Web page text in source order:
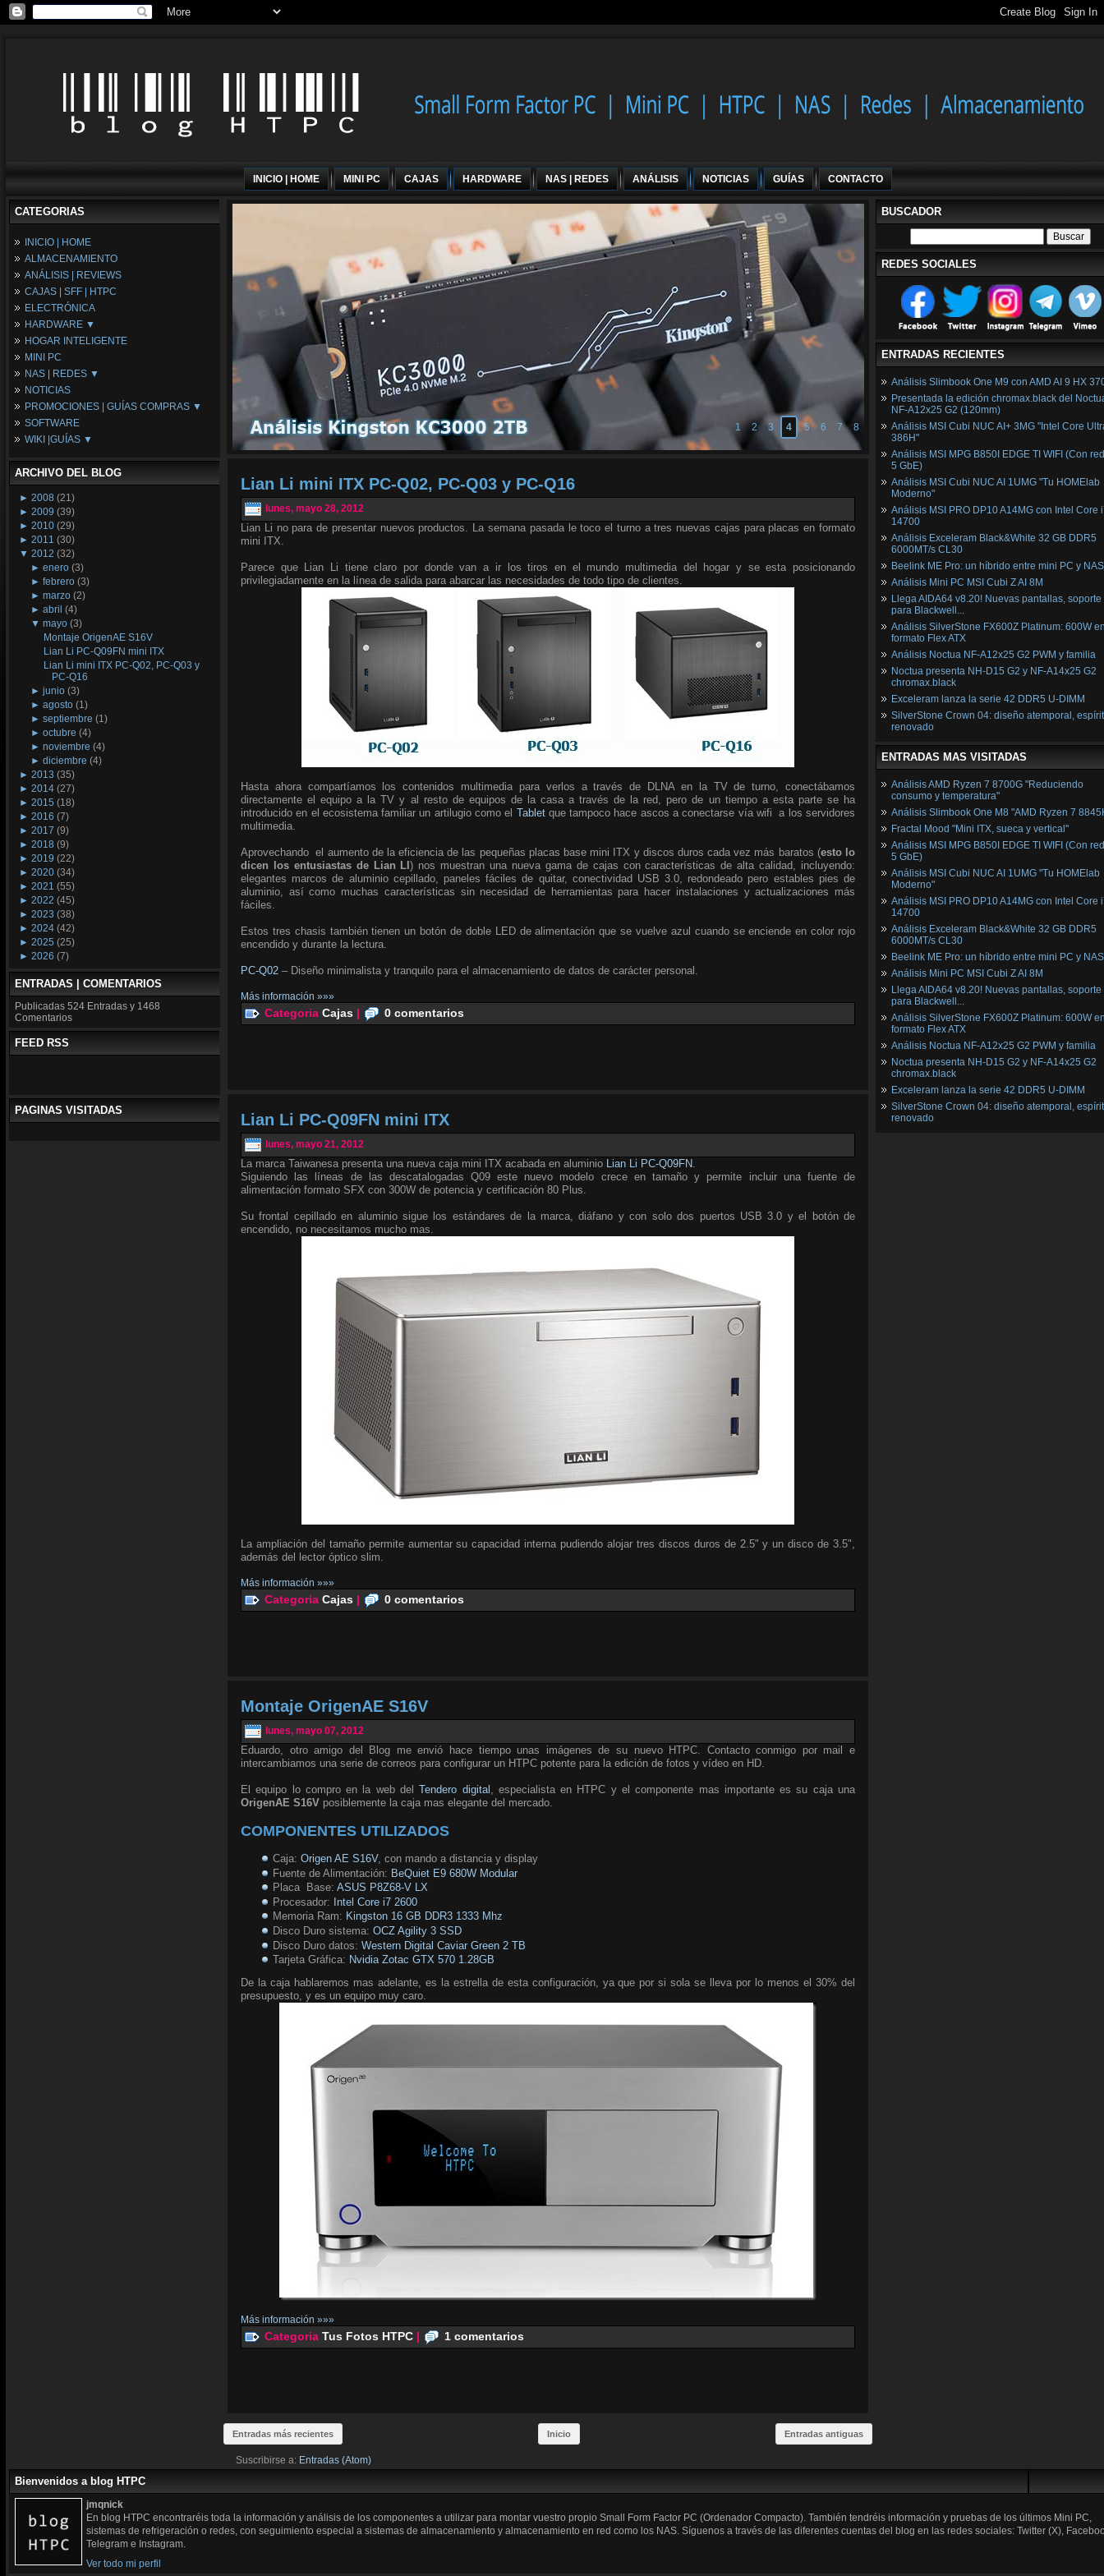
INICIO | HOME MINI PC CAJAS HARDWARE NAS | REDES ANÁLISIS NOTICIAS GUÍAS CONTACTO
CATEGORIAS
INICIO | HOME
ALMACENAMIENTO
ANÁLISIS | REVIEWS
CAJAS | SFF | HTPC
ELECTRÓNICA
HARDWARE ▼
Fuentes de Alimentación
Memória RAM
Placas Base
Procesadores
Periféricos
Refrigeración
Tarjetas Gráficas
HOGAR INTELIGENTE
MINI PC
NAS | REDES ▼
NAS
Espacio Synology
Redes
NOTICIAS
PROMOCIONES | GUÍAS COMPRAS ▼
Configuraciones Ordenadores
Guías de Compras
SOFTWARE
WIKI |GUÍAS ▼
Wikipedia
ARCHIVO DEL BLOG
► 2008 (21)
► 2009 (39)
► 2010 (29)
► 2011 (30)
▼ 2012 (32)
►enero (3)
►febrero (3)
►marzo (2)
►abril (4)
▼mayo (3)
Montaje OrigenAE S16V
Lian Li PC-Q09FN mini ITX
Lian Li mini ITX PC-Q02, PC-Q03 y
PC-Q16
►junio (3)
►agosto (1)
►septiembre (1)
►octubre (4)
►noviembre (4)
►diciembre (4)
► 2013 (35)
► 2014 (27)
► 2015 (18)
► 2016 (7)
► 2017 (9)
► 2018 (9)
► 2019 (22)
► 2020 (34)
► 2021 (55)
► 2022 (45)
► 2023 (38)
► 2024 (42)
► 2025 (25)
► 2026 (7)
ENTRADAS | COMENTARIOS
Publicadas 524 Entradas y 1468
Comentarios
FEED RSS
PAGINAS VISITADAS
1 2 3 4 5 6 7 8
Lian Li mini ITX PC-Q02, PC-Q03 y PC-Q16
lunes, mayo 28, 2012
Lian Li no para de presentar nuevos productos. La semana pasada le toco el turno a tres nuevas cajas para placas en formato
mini ITX.
Parece que Lian Li tiene claro por donde van a ir los tiros en el mundo multimedia del hogar y se esta posicionando
privilegiadamente en la línea de salida para abarcar las necesidades de todo tipo de clientes.
Hasta ahora compartíamos los contenidos multimedia para verlos a través de DLNA en la TV de turno, conectábamos
directamente el equipo a la TV y al resto de equipos de la casa a través de la red, pero de un tiempo a esta parte se ha
introducido en el ecosistema familiar un artilugio como el Tabletque tampoco hace ascos a conectarse vía wifi a los servidores
multimedia.
Aprovechando el aumento de la eficiencia de las pequeñas placas base mini ITX y discos duros cada vez más baratos (esto lo
dicen los entusiastas de Lian LI) nos muestran una nueva gama de cajas con características de alta calidad, incluyendo:
elegantes marcos de aluminio cepillado, paneles fáciles de quitar, conectividad USB 3.0, redondeado pero estables pies de
aluminio, así como muchas características sin necesidad de herramientas para hacer instalaciones y actualizaciones más
fáciles.
Estos tres chasis también tienen un botón de doble LED de alimentación que se vuelve azul cuando se enciende en color rojo
encendido y durante la lectura.
PC-Q02 – Diseño minimalista y tranquilo para el almacenamiento de datos de carácter personal.
Más información »»»
Categoria Cajas | 0 comentarios
Lian Li PC-Q09FN mini ITX
lunes, mayo 21, 2012
La marca Taiwanesa presenta una nueva caja mini ITX acabada en aluminio Lian Li PC-Q09FN.
Siguiendo las líneas de las descatalogadas Q09 este nuevo modelo crece en tamaño y permite incluir una fuente de
alimentación formato SFX con 300W de potencia y certificación 80 Plus.
Su frontal cepillado en aluminio sigue los estándares de la marca, diáfano y con solo dos puertos USB 3.0 y el botón de
encendido, no necesitamos mucho mas.
La ampliación del tamaño permite aumentar su capacidad interna pudiendo alojar tres discos duros de 2.5" y un disco de 3.5",
además del lector óptico slim.
Más información »»»
Categoria Cajas | 0 comentarios
Montaje OrigenAE S16V
lunes, mayo 07, 2012
Eduardo, otro amigo del Blog me envió hace tiempo unas imágenes de su nuevo HTPC. Contacto conmigo por mail e
intercambiamos una serie de correos para configurar un HTPC potente para la edición de fotos y vídeo en HD.
El equipo lo compro en la web delTendero digital , especialista en HTPC y el componente mas importante es su caja una
OrigenAE S16V posiblemente la caja mas elegante del mercado.
COMPONENTES UTILIZADOS
Caja: Origen AE S16V, con mando a distancia y display
Fuente de Alimentación: BeQuiet E9 680W Modular
Placa Base: ASUS P8Z68-V LX
Procesador: Intel Core i7 2600
Memoria Ram: Kingston 16 GB DDR3 1333 Mhz
Disco Duro sistema: OCZ Agility 3 SSD
Disco Duro datos: Western Digital Caviar Green 2 TB
Tarjeta Gráfica: Nvidia Zotac GTX 570 1.28GB
De la caja hablaremos mas adelante, es la estrella de esta configuración, ya que por si sola se lleva por lo menos el 30% del
presupuesto, y es un equipo muy caro.
Más información »»»
Categoria Tus Fotos HTPC | 1 comentarios
Entradas más recientes Entradas antiguas
Inicio
Suscribirse a: Entradas (Atom)
BUSCADOR
REDES SOCIALES
ENTRADAS RECIENTES
Análisis Slimbook One M9 con AMD AI 9 HX
Presentada la edición chromax.black del
NF‑A12x25 G2 (120mm)
Análisis MSI Cubi NUC AI+ 3MG "Intel Core
386H"
Análisis MSI MPG B850I EDGE TI WIFI (Con
5 GbE)
Análisis MSI Cubi NUC AI 1UMG "Tu HOMElab
Moderno"
Análisis MSI PRO DP10 A14MG con Intel Core
14700
Análisis Exceleram Black&White 32 GB DDR5
6000MT/s CL30
Beelink ME Pro: un híbrido entre mini PC y NAS
Análisis Mini PC MSI Cubi Z AI 8M
Llega AIDA64 v8.20! Nuevas pantallas, soporte
para Blackwell...
Análisis SilverStone FX600Z Platinum: 600W
formato Flex ATX
Análisis Noctua NF-A12x25 G2 PWM y familia
Noctua presenta NH-D15 G2 y NF-A14x25 G2
chromax.black
Exceleram lanza la serie 42 DDR5 U-DIMM
SilverStone Crown 04: diseño atemporal,
renovado
ENTRADAS MAS VISITADAS
Análisis AMD Ryzen 7 8700G "Reduciendo
consumo y temperatura"
Análisis Slimbook One M8 "AMD Ryzen 7
Fractal Mood "Mini ITX, sueca y vertical"
Análisis MSI MPG B850I EDGE TI WIFI (Con
5 GbE)
Análisis MSI Cubi NUC AI 1UMG "Tu HOMElab
Moderno"
Análisis MSI PRO DP10 A14MG con Intel Core
14700
Análisis Exceleram Black&White 32 GB DDR5
6000MT/s CL30
Beelink ME Pro: un híbrido entre mini PC y NAS
Análisis Mini PC MSI Cubi Z AI 8M
Llega AIDA64 v8.20! Nuevas pantallas, soporte
para Blackwell...
Análisis SilverStone FX600Z Platinum: 600W
formato Flex ATX
Análisis Noctua NF-A12x25 G2 PWM y familia
Noctua presenta NH-D15 G2 y NF-A14x25 G2
chromax.black
Exceleram lanza la serie 42 DDR5 U-DIMM
SilverStone Crown 04: diseño atemporal,
renovado
Bienvenidos a blog HTPC
jmqnick
En blog HTPC encontraréis toda la información y análisis de los componentes a utilizar para montar vuestro propio Small Form Factor PC (Ordenador Compacto). También tendréis información y pruebas de los últimos Mini PC,
sistemas de refrigeración o redes, con seguimiento especial a sistemas de almacenamiento y almacenamiento en red como los NAS. Síguenos a través de las diferentes cuentas del blog en las redes sociales: Twitter (X),
Telegram e Instagram.
Ver todo mi perfil